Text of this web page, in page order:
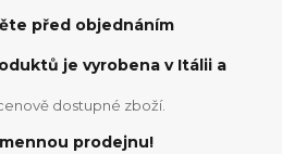
před objednáním
je vyrobena v Itálii a
dostupné zboží.
prodejnu!